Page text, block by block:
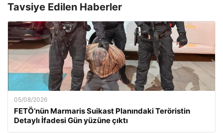
Tavsiye Edilen Haberler
05/08/2026
FETÖ’nün Marmaris Suikast Planındaki Teröristin
Detaylı İfadesi Gün yüzüne çıktı